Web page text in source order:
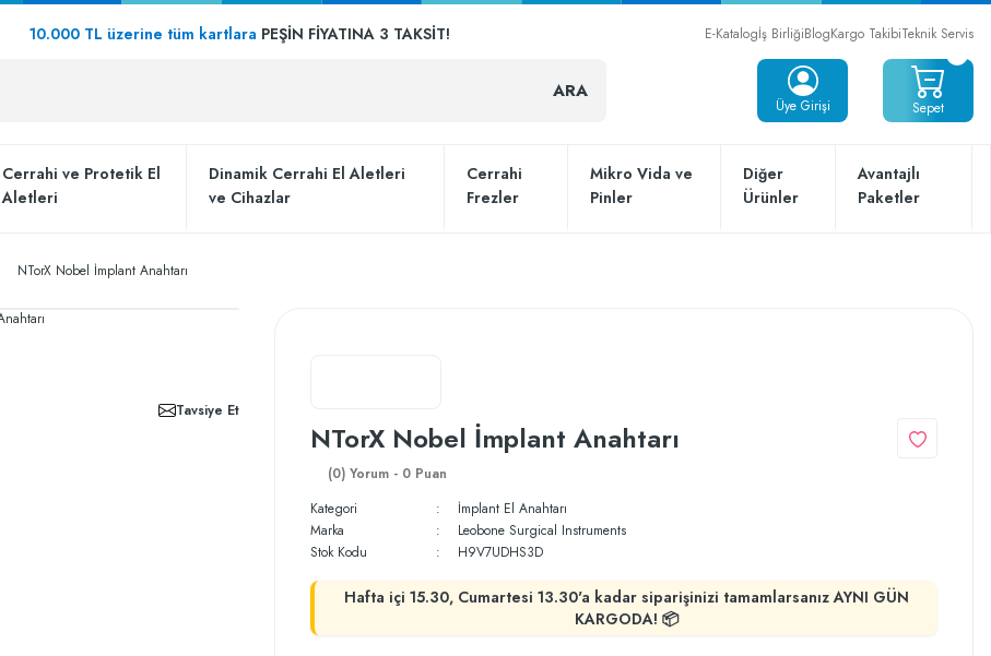
10.000 TL üzerine tüm kartlara PEŞİN FİYATINA 3 TAKSİT! E-Katalogİş BirliğiBlogKargo TakibiTeknik Servis
ARA
Üye Girişi Sepet
Cerrahi ve Protetik El
Aletleri
Dinamik Cerrahi El Aletleri
ve Cihazlar
Cerrahi
Frezler
Mikro Vida ve
Pinler
Diğer
Ürünler
Avantajlı
Paketler
NTorX Nobel İmplant Anahtarı
Tavsiye Et
NTorX Nobel İmplant Anahtarı
(0) Yorum - 0 Puan
Kategori
İmplant El Anahtarı
Marka
Leobone Surgical Instruments
Stok Kodu
H9V7UDHS3D
Hafta içi 15.30, Cumartesi 13.30'a kadar siparişinizi tamamlarsanız AYNI GÜN
KARGODA! 📦